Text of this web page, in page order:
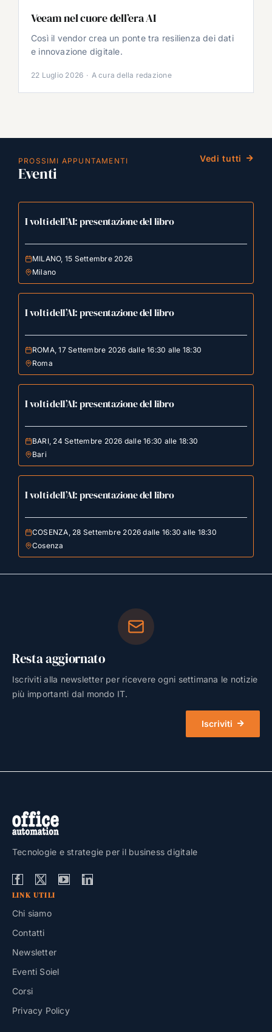
Veeam nel cuore dell’era AI
Così il vendor crea un ponte tra resilienza dei dati
e innovazione digitale.
22 Luglio 2026 · A cura della redazione
PROSSIMI APPUNTAMENTI
Eventi
Vedi tutti
I volti dell’AI: presentazione del libro
MILANO, 15 Settembre 2026
Milano
I volti dell’AI: presentazione del libro
ROMA, 17 Settembre 2026 dalle 16:30 alle 18:30
Roma
I volti dell’AI: presentazione del libro
BARI, 24 Settembre 2026 dalle 16:30 alle 18:30
Bari
I volti dell’AI: presentazione del libro
COSENZA, 28 Settembre 2026 dalle 16:30 alle 18:30
Cosenza
Resta aggiornato
Iscriviti alla newsletter per ricevere ogni settimana le notizie
più importanti dal mondo IT.
Iscriviti
Tecnologie e strategie per il business digitale
LINK UTILI
Chi siamo
Contatti
Newsletter
Eventi Soiel
Corsi
Privacy Policy